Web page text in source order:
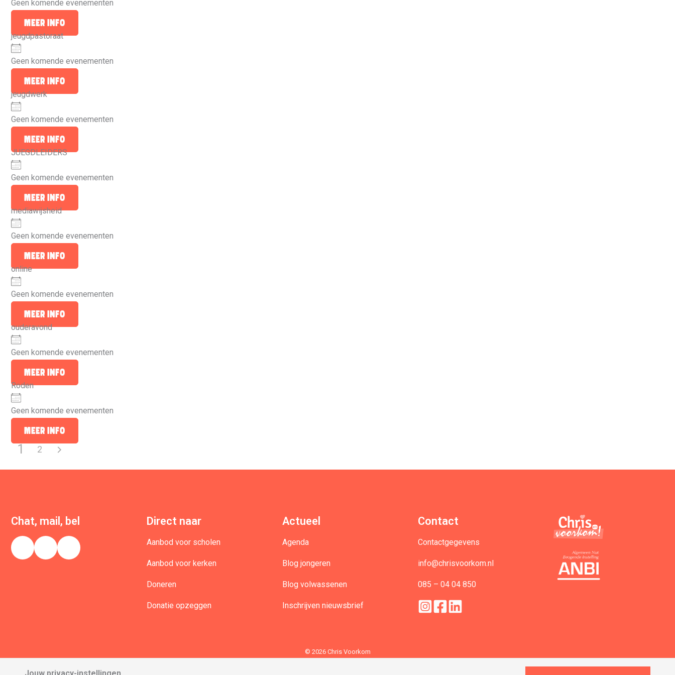
Geen komende evenementen
Meer info
jeugdpastoraat
Geen komende evenementen
Meer info
jeugdwerk
Geen komende evenementen
Meer info
JUEGDLEIDERS
Geen komende evenementen
Meer info
mediawijsheid
Geen komende evenementen
Meer info
online
Geen komende evenementen
Meer info
ouderavond
Geen komende evenementen
Meer info
Roden
Geen komende evenementen
Meer info
1 2
Chat, mail, bel Direct naar
Aanbod voor scholen
Aanbod voor kerken
Doneren
Donatie opzeggen
Actueel
Agenda
Blog jongeren
Blog volwassenen
Inschrijven nieuwsbrief
Contact
Contactgegevens
info@chrisvoorkom.nl
085 – 04 04 850
© 2026 Chris Voorkom